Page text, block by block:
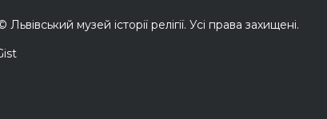
Львівський музей історії релігії. Усі права захищені.